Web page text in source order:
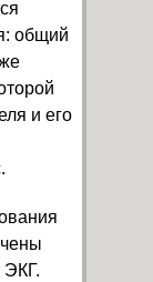
общий
и его
ЭКГ.